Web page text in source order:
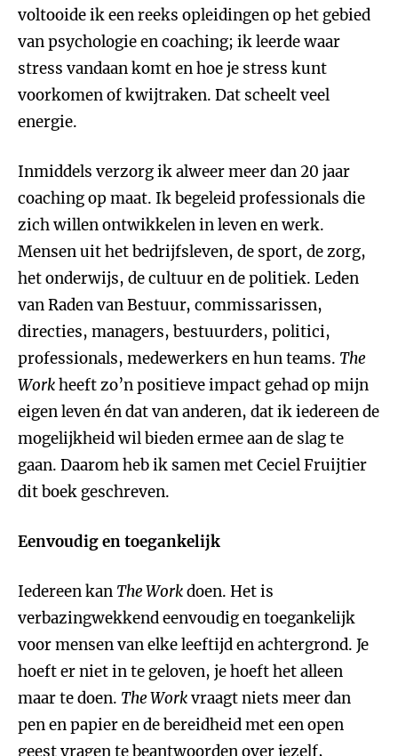
voltooide ik een reeks opleidingen op het gebied
van psychologie en coaching; ik leerde waar
stress vandaan komt en hoe je stress kunt
voorkomen of kwijtraken. Dat scheelt veel
energie.
Inmiddels verzorg ik alweer meer dan 20 jaar
coaching op maat. Ik begeleid professionals die
zich willen ontwikkelen in leven en werk.
Mensen uit het bedrijfsleven, de sport, de zorg,
het onderwijs, de cultuur en de politiek. Leden
van Raden van Bestuur, commissarissen,
directies, managers, bestuurders, politici,
professionals, medewerkers en hun teams. The
Workheeft zo’n positieve impact gehad op mijn
eigen leven én dat van anderen, dat ik iedereen de
mogelijkheid wil bieden ermee aan de slag te
gaan. Daarom heb ik samen met Ceciel Fruijtier
dit boek geschreven.
Eenvoudig en toegankelijk
Iedereen kan The Workdoen. Het is
verbazingwekkend eenvoudig en toegankelijk
voor mensen van elke leeftijd en achtergrond. Je
hoeft er niet in te geloven, je hoeft het alleen
maar te doen. The Workvraagt niets meer dan
pen en papier en de bereidheid met een open
geest vragen te beantwoorden over jezelf,